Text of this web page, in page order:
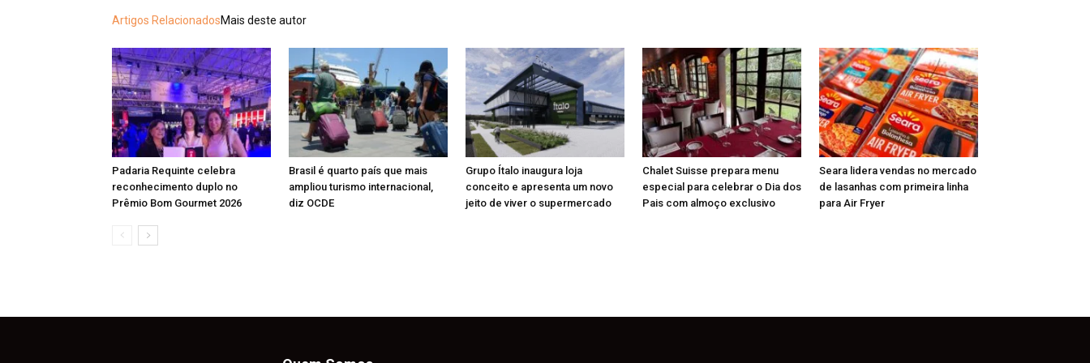
Artigos RelacionadosMais deste autor
Padaria Requinte celebra
reconhecimento duplo no
Prêmio Bom Gourmet 2026
Brasil é quarto país que mais
ampliou turismo internacional,
diz OCDE
Grupo Ítalo inaugura loja
conceito e apresenta um novo
jeito de viver o supermercado
Chalet Suisse prepara menu
especial para celebrar o Dia dos
Pais com almoço exclusivo
Seara lidera vendas no mercado
de lasanhas com primeira linha
para Air Fryer